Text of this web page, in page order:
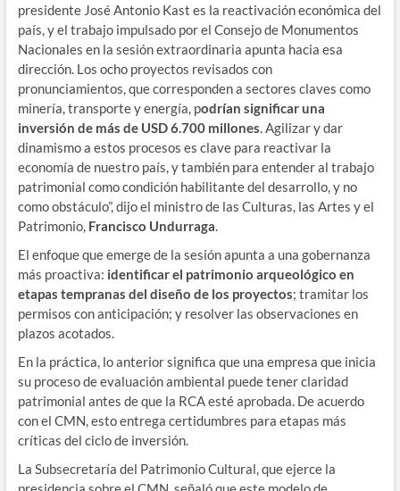
presidente José Antonio Kast es la reactivación económica del
país, y el trabajo impulsado por el Consejo de Monumentos
Nacionales en la sesión extraordinaria apunta hacia esa
dirección. Los ocho proyectos revisados con
pronunciamientos, que corresponden a sectores claves como
minería, transporte y energía, podrían significar una
inversión de más de USD 6.700 millones. Agilizar y dar
dinamismo a estos procesos es clave para reactivar la
economía de nuestro país, y también para entender al trabajo
patrimonial como condición habilitante del desarrollo, y no
como obstáculo”, dijo el ministro de las Culturas, las Artes y el
Patrimonio, Francisco Undurraga.
El enfoque que emerge de la sesión apunta a una gobernanza
más proactiva: identificar el patrimonio arqueológico en
etapas tempranas del diseño de los proyectos; tramitar los
permisos con anticipación; y resolver las observaciones en
plazos acotados.
En la práctica, lo anterior significa que una empresa que inicia
su proceso de evaluación ambiental puede tener claridad
patrimonial antes de que la RCA esté aprobada. De acuerdo
con el CMN, esto entrega certidumbres para etapas más
críticas del ciclo de inversión.
La Subsecretaría del Patrimonio Cultural, que ejerce la